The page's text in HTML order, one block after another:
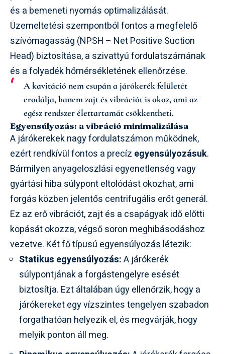
és a bemeneti nyomás optimalizálását.
Üzemeltetési szempontból fontos a megfelelő
szívómagasság (NPSH – Net Positive Suction
Head) biztosítása, a szivattyú fordulatszámának
és a folyadék hőmérsékletének ellenőrzése.
A kavitáció nem csupán a járókerék felületét
erodálja, hanem zajt és vibrációt is okoz, ami az
egész rendszer élettartamát csökkentheti.
Egyensúlyozás: a vibráció minimalizálása
A járókerekek nagy fordulatszámon működnek,
ezért rendkívül fontos a precíz egyensúlyozásuk.
Bármilyen anyageloszlási egyenetlenség vagy
gyártási hiba súlypont eltolódást okozhat, ami
forgás közben jelentős centrifugális erőt generál.
Ez az erő vibrációt, zajt és a csapágyak idő előtti
kopását okozza, végső soron meghibásodáshoz
vezetve. Két fő típusú egyensúlyozás létezik:
Statikus egyensúlyozás:A járókerék
súlypontjának a forgástengelyre esését
biztosítja. Ezt általában úgy ellenőrzik, hogy a
járókereket egy vízszintes tengelyen szabadon
forgathatóan helyezik el, és megvárják, hogy
melyik ponton áll meg.